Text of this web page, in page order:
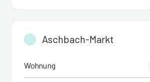
Aschbach-Markt
Wohnung